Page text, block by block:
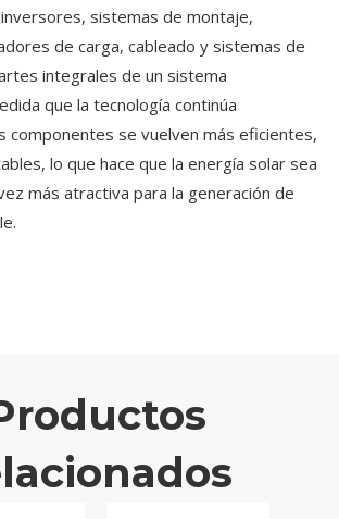
sistemas de montaje,
de carga, cableado y sistemas de
integrales de un sistema
que la tecnología continúa
componentes se vuelven más eficientes,
lo que hace que la energía solar sea
más atractiva para la generación de